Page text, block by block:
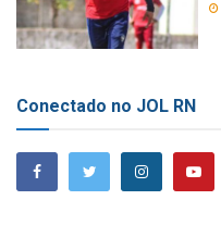
Conectado no JOL RN